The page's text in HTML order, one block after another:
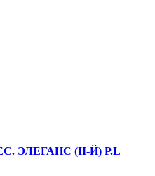
ЭЛЕГАНС (II-Й) Р.L